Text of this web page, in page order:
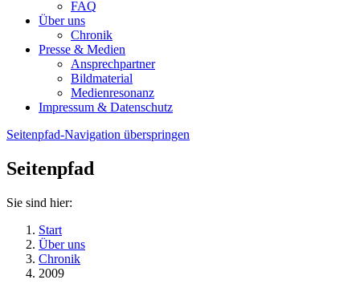
FAQ
Über uns
Chronik
Presse & Medien
Ansprechpartner
Bildmaterial
Medienresonanz
Impressum & Datenschutz
Seitenpfad-Navigation überspringen
Seitenpfad
Sie sind hier:
Start
Über uns
Chronik
2009